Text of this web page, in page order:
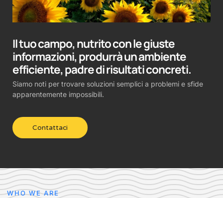
Il tuo campo, nutrito con le giuste
informazioni, produrrà un ambiente
efficiente, padre di risultati concreti.
Siamo noti per trovare soluzioni semplici a problemi e sfide
apparentemente impossibili.
Contattaci
WHO WE ARE